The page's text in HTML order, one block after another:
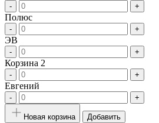
- +
Полюс
- +
ЭВ
- +
Корзина 2
- +
Евгений
- +
Новая корзина Добавить